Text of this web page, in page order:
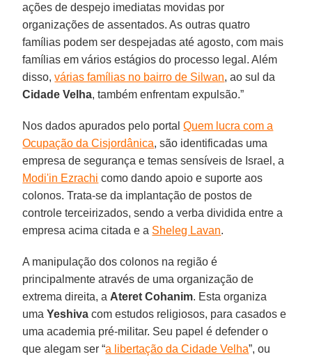
ações de despejo imediatas movidas por
organizações de assentados. As outras quatro
famílias podem ser despejadas até agosto, com mais
famílias em vários estágios do processo legal. Além
disso,várias famílias no bairro de Silwan, ao sul da
Cidade Velha, também enfrentam expulsão.”
Nos dados apurados pelo portalQuem lucra com a
Ocupação da Cisjordânica, são identificadas uma
empresa de segurança e temas sensíveis de Israel, a
Modi'in Ezrachi como dando apoio e suporte aos
colonos. Trata-se da implantação de postos de
controle terceirizados, sendo a verba dividida entre a
empresa acima citada e a Sheleg Lavan.
A manipulação dos colonos na região é
principalmente através de uma organização de
extrema direita, a Ateret Cohanim. Esta organiza
umaYeshiva com estudos religiosos, para casados e
uma academia pré-militar. Seu papel é defender o
que alegam ser “a libertação da Cidade Velha”, ou